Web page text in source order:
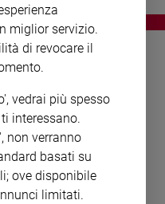
LEGALI
POLICY
miglior servizio.
di revocare il
vedrai più spesso
interessano.
non verranno
basati su
ove disponibile
limitati.